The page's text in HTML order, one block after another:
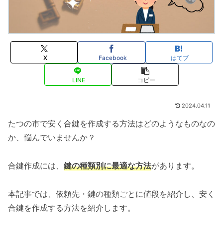
X Facebook はてブ
LINE コピー
2024.04.11
たつの市で安く合鍵を作成する方法はどのようなものなの
か、悩んでいませんか？
合鍵作成には、 鍵の種類別に最適な方法があります。
本記事では、依頼先・鍵の種類ごとに値段を紹介し、安く
合鍵を作成する方法を紹介します。